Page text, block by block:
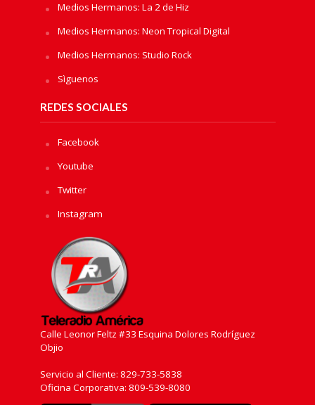
Medios Hermanos: La 2 de Hiz
Medios Hermanos: Neon Tropical Digital
Medios Hermanos: Studio Rock
Sìguenos
REDES SOCIALES
Facebook
Youtube
Twitter
Instagram
Calle Leonor Feltz #33 Esquina Dolores Rodríguez
Objio
Servicio al Cliente: 829-733-5838
Oficina Corporativa: 809-539-8080